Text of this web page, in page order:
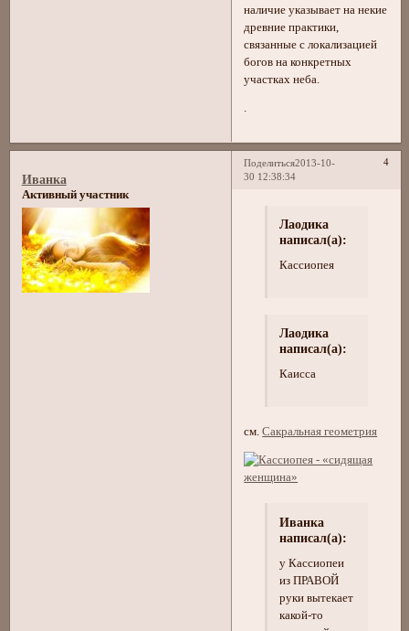
наличие указывает на некие
древние практики,
связанные с локализацией
богов на конкретных
участках неба.
.
Поделиться 4
2013-10-
30 12:38:34
Иванка
Активный участник
Лаодика
написал(а):
Кассиопея
Лаодика
написал(а):
Каисса
см.Сакральная геометрия
Иванка
написал(а):
у Кассиопеи
из ПРАВОЙ
руки вытекает
какой-то